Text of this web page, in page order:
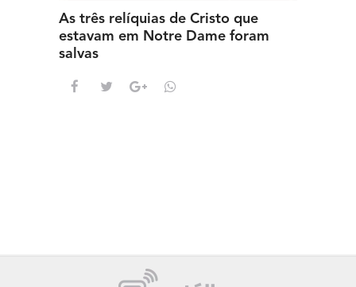
As três relíquias de Cristo que
estavam em Notre Dame foram
salvas